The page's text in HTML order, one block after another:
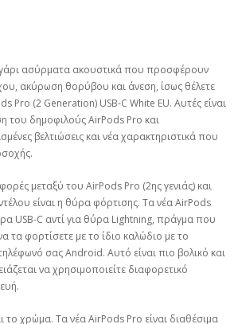
ασύρματα ακουστικά που προσφέρουν
ακύρωση θορύβου και άνεση, ίσως θέλετε
Pro (2 Generation) USB-C White EU. Αυτές είναι
του δημοφιλούς AirPods Pro και
βελτιώσεις και νέα χαρακτηριστικά που
μεταξύ του AirPods Pro (2ης γενιάς) και
είναι η θύρα φόρτισης. Τα νέα AirPods
USB-C αντί για θύρα Lightning, πράγμα που
τα φορτίσετε με το ίδιο καλώδιο με το
σας Android. Αυτό είναι πιο βολικό και
να χρησιμοποιείτε διαφορετικό
το χρώμα. Τα νέα AirPods Pro είναι διαθέσιμα